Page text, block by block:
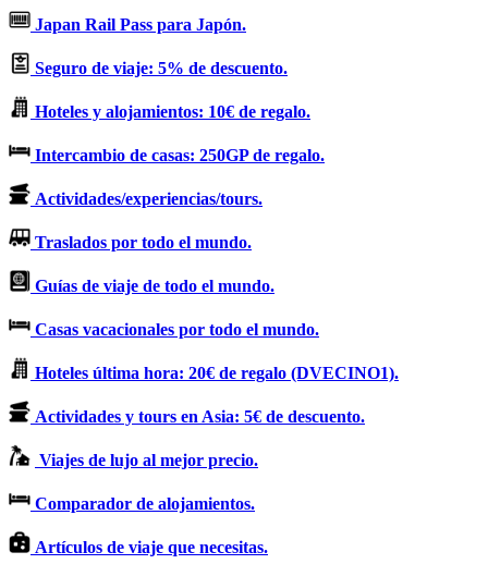
Japan Rail Pass para Japón.
Seguro de viaje: 5% de descuento.
Hoteles y alojamientos: 10€ de regalo.
Intercambio de casas: 250GP de regalo.
Actividades/experiencias/tours.
Traslados por todo el mundo.
Guías de viaje de todo el mundo.
Casas vacacionales por todo el mundo.
Hoteles última hora: 20€ de regalo (DVECINO1).
Actividades y tours en Asia: 5€ de descuento.
Viajes de lujo al mejor precio.
Comparador de alojamientos.
Artículos de viaje que necesitas.